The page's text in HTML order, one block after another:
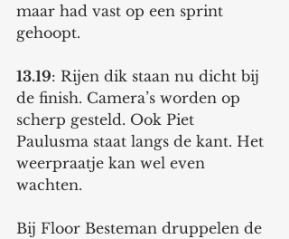
maar had vast op een sprint
gehoopt.
13.19: Rijen dik staan nu dicht bij
de finish. Camera’s worden op
scherp gesteld. Ook Piet
Paulusma staat langs de kant. Het
weerpraatje kan wel even
wachten.
Bij Floor Besteman druppelen de